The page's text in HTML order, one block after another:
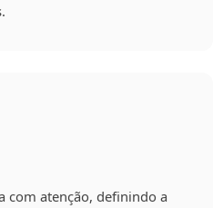
com atenção, definindo a